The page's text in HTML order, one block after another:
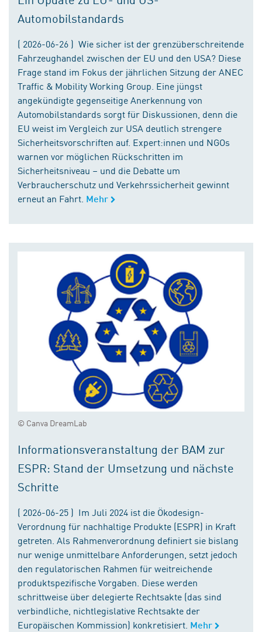
Automobilstandards
( 2026-06-26 ) Wie sicher ist der grenzüberschreitende
Fahrzeughandel zwischen der EU und den USA? Diese
Frage stand im Fokus der jährlichen Sitzung der ANEC
Traffic & Mobility Working Group. Eine jüngst
angekündigte gegenseitige Anerkennung von
Automobilstandards sorgt für Diskussionen, denn die
EU weist im Vergleich zur USA deutlich strengere
Sicherheitsvorschriften auf. Expert:innen und NGOs
warnen vor möglichen Rückschritten im
Sicherheitsniveau – und die Debatte um
Verbraucherschutz und Verkehrssicherheit gewinnt
erneut an Fahrt. Mehr
© Canva DreamLab
Informationsveranstaltung der BAM zur
ESPR: Stand der Umsetzung und nächste
Schritte
( 2026-06-25 ) Im Juli 2024 ist die Ökodesign-
Verordnung für nachhaltige Produkte (ESPR) in Kraft
getreten. Als Rahmenverordnung definiert sie bislang
nur wenige unmittelbare Anforderungen, setzt jedoch
den regulatorischen Rahmen für weitreichende
produktspezifische Vorgaben. Diese werden
schrittweise über delegierte Rechtsakte (das sind
verbindliche, nichtlegislative Rechtsakte der
Europäischen Kommission) konkretisiert. Mehr